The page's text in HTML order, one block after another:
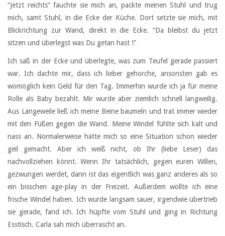
“Jetzt reichts” fauchte sie mich an, packte meinen Stuhl und trug
mich, samt Stuhl, in die Ecke der Küche. Dort setzte sie mich, mit
Blickrichtung zur Wand, direkt in die Ecke. “Da bleibst du jetzt
sitzen und überlegst was Du getan hast !”
Ich saß in der Ecke und überlegte, was zum Teufel gerade passiert
war. Ich dachte mir, dass ich lieber gehorche, ansonsten gab es
womöglich kein Geld für den Tag. Immerhin wurde ich ja für meine
Rolle als Baby bezahlt. Mir wurde aber ziemlich schnell langweilig.
Aus Langeweile ließ ich meine Beine baumeln und trat immer wieder
mit den Füßen gegen die Wand. Meine Windel fühlte sich kalt und
nass an. Normalerweise hätte mich so eine Situation schon wieder
geil gemacht. Aber ich weiß nicht, ob Ihr (liebe Leser) das
nachvollziehen könnt. Wenn Ihr tatsächlich, gegen euren Willen,
gezwungen werdet, dann ist das eigentlich was ganz anderes als so
ein bisschen age-play in der Freizeit. Außerdem wollte ich eine
frische Windel haben. Ich wurde langsam sauer, irgendwie übertrieb
sie gerade, fand ich. Ich hüpfte vom Stuhl und ging in Richtung
Esstisch. Carla sah mich überrascht an.